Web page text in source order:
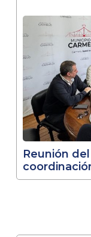
Reunión